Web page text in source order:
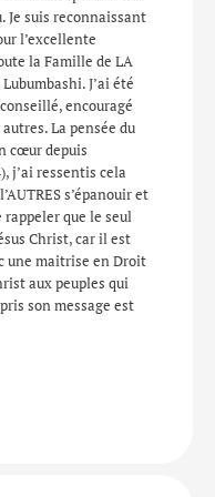
Je suis reconnaissant
l’excellente
la Famille de LA
J’ai été
encouragé
La pensée du
cœur depuis
j’ai ressentis cela
s’épanouir et
que le seul
Christ, car il est
une maitrise en Droit
aux peuples qui
son message est